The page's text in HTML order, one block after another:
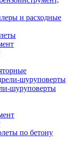
и расходные
шуруповерты
шуруповерты
по бетону